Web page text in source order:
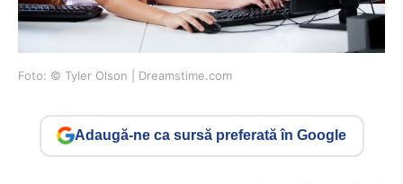
Foto: © Tyler Olson | Dreamstime.com
Adaugă-ne ca sursă preferată în Google